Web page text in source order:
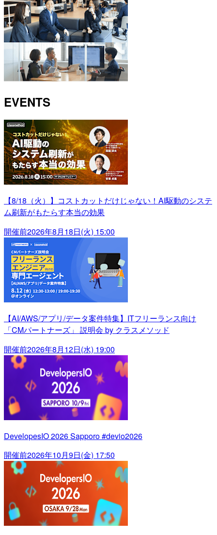
EVENTS
【8/18（火）】コストカットだけじゃない！AI駆動のシステ
ム刷新がもたらす本当の効果
開催前2026年8月18日(火) 15:00
【AI/AWS/アプリ/データ案件特集】ITフリーランス向け
「CMパートナーズ」 説明会 by クラスメソッド
開催前2026年8月12日(水) 19:00
DevelopesIO 2026 Sapporo #devio2026
開催前2026年10月9日(金) 17:50